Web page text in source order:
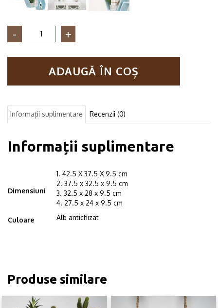
Cantitate
rafturi
hexagonale
prindere
Not
So
antichizat
ADAUGĂ ÎN COȘ
Informații suplimentare Recenzii (0)
Informații suplimentare
Dimensiuni
1. 42.5 X 37.5 X 9.5 cm
2. 37.5 x 32.5 x 9.5 cm
3. 32.5 x 28 x 9.5 cm
4. 27.5 x 24 x 9.5 cm
Culoare Alb antichizat
Produse similare